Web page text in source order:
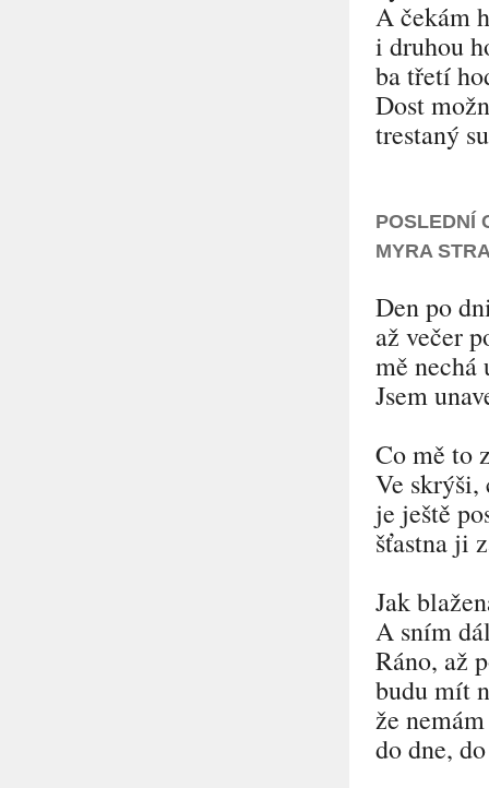
A čekám
i druhou
ba třetí
Dost
trestaný
POSLEDNÍ
MYRA
Den po
až večer
mě nechá
Jsem
Co mě to
Ve skrýši,
je ještě
šťastna ji
Jak
A sním
Ráno, až
budu mít
že
do dne,